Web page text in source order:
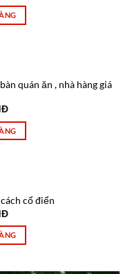
quán ăn , nhà hàng giá
cổ điển